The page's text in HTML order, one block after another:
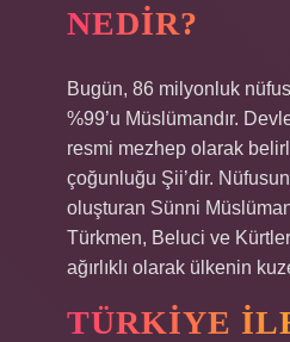
NEDIR?
Bugün, 86 milyonluk
%99’u Müslümandır.
resmi mezhep olarak
çoğunluğu Şii’dir.
oluşturan Sünni
Türkmen, Beluci ve
ağırlıklı olarak ülkenin
TÜRKIYE